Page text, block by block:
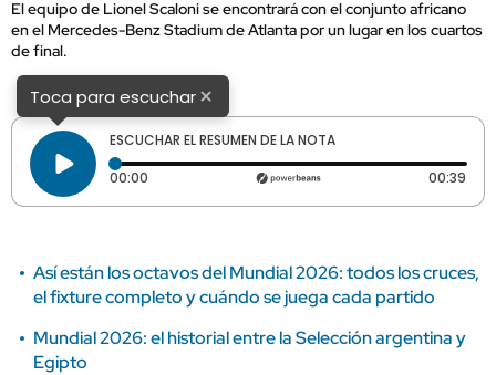
El equipo de Lionel Scaloni se encontrará con el conjunto africano
en el Mercedes-Benz Stadium de Atlanta por un lugar en los cuartos
de final.
Toca para escuchar×
ESCUCHAR EL RESUMEN DE LA NOTA
00:00 Tiempo transcurrido: 0 segundos 00:39
Así están los octavos del Mundial 2026: todos los cruces,
el fixture completo y cuándo se juega cada partido
Mundial 2026: el historial entre la Selección argentina y
Egipto